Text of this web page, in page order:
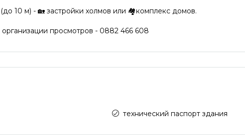
10 м) - 🏡 застройки холмов или 🏘️комплекс домов.
просмотров - 0882 466 608
технический паспорт здания